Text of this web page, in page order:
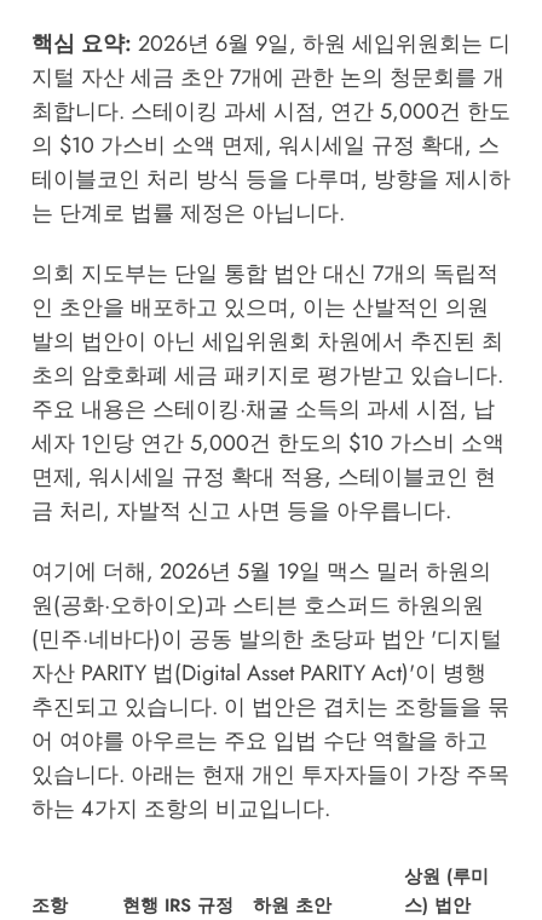
핵심 요약: 2026년 6월 9일, 하원 세입위원회는 디
지털 자산 세금 초안 7개에 관한 논의 청문회를 개
최합니다. 스테이킹 과세 시점, 연간 5,000건 한도
의 $10 가스비 소액 면제, 워시세일 규정 확대, 스
테이블코인 처리 방식 등을 다루며, 방향을 제시하
는 단계로 법률 제정은 아닙니다.
의회 지도부는 단일 통합 법안 대신 7개의 독립적
인 초안을 배포하고 있으며, 이는 산발적인 의원
발의 법안이 아닌 세입위원회 차원에서 추진된 최
초의 암호화폐 세금 패키지로 평가받고 있습니다.
주요 내용은 스테이킹·채굴 소득의 과세 시점, 납
세자 1인당 연간 5,000건 한도의 $10 가스비 소액
면제, 워시세일 규정 확대 적용, 스테이블코인 현
금 처리, 자발적 신고 사면 등을 아우릅니다.
여기에 더해, 2026년 5월 19일 맥스 밀러 하원의
원(공화·오하이오)과 스티븐 호스퍼드 하원의원
(민주·네바다)이 공동 발의한 초당파 법안 '디지털
자산 PARITY 법(Digital Asset PARITY Act)'이 병행
추진되고 있습니다. 이 법안은 겹치는 조항들을 묶
어 여야를 아우르는 주요 입법 수단 역할을 하고
있습니다. 아래는 현재 개인 투자자들이 가장 주목
하는 4가지 조항의 비교입니다.
조항 현행 IRS 규정 하원 초안
상원 (루미
스) 법안